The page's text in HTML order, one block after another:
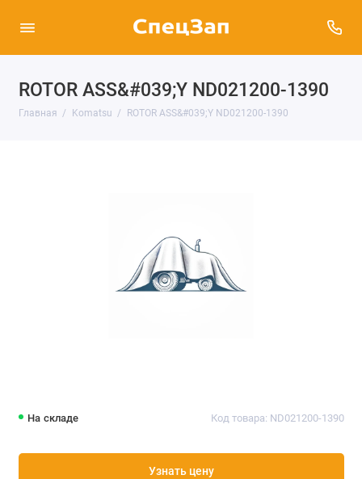
ROTOR ASS&#039;Y ND021200-1390
Главная Komatsu ROTOR ASS&#039;Y ND021200-1390
На складе Код товара: ND021200-1390
Узнать цену